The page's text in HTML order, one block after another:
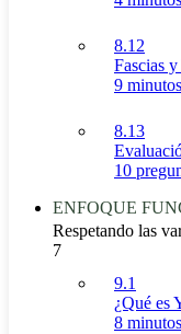
8.12
Fascias y
9 minutos
8.13
10
ENFOQUE
Respetando las
7
9.1
¿Qué es
8 minutos